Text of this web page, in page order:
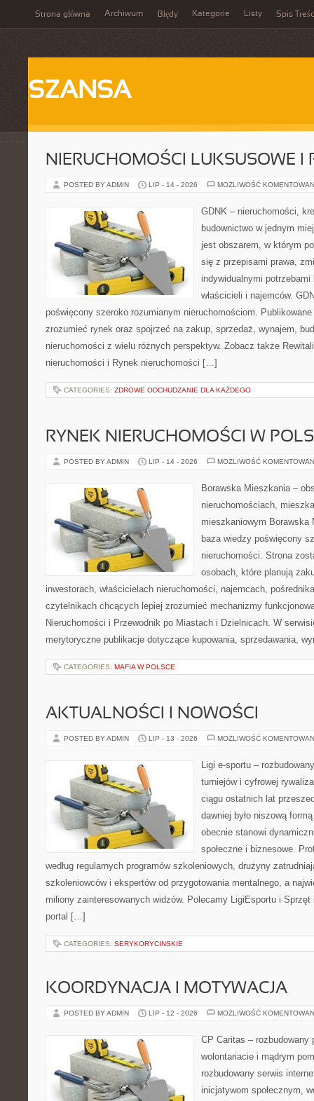
Strona główna Archiwum Błędy Kategorie Listy Spis
SZANSA
NIERUCHOMOŚCI LUKSUSOWE I
POSTED BY ADMIN LIP - 14 - 2026 MOŻLIWOŚĆ
GDNK – nieruchomości,
budownictwo w jednym
jest obszarem, w którym
się z przepisami prawa,
indywidualnymi
właścicieli i najemców.
poświęcony szeroko rozumianym nieruchomościom. Publikowane
zrozumieć rynek oraz spojrzeć na zakup, sprzedaż, wynajem,
nieruchomości z wielu różnych perspektyw. Zobacz także
nieruchomości i Rynek nieruchomości […]
CATEGORIES: ZDROWE ODCHUDZANIE DLA KAŻDEGO
RYNEK NIERUCHOMOŚCI W
POSTED BY ADMIN LIP - 14 - 2026 MOŻLIWOŚĆ
Borawska Mieszkania –
nieruchomościach,
mieszkaniowym Borawska
baza wiedzy poświęcony
nieruchomości. Strona
osobach, które planują
inwestorach, właścicielach nieruchomości, najemcach,
czytelnikach chcących lepiej zrozumieć mechanizmy
Nieruchomości i Przewodnik po Miastach i Dzielnicach. W
merytoryczne publikacje dotyczące kupowania, sprzedawania,
CATEGORIES: MAFIA W POLSCE
AKTUALNOŚCI I NOWOŚCI
POSTED BY ADMIN LIP - 13 - 2026 MOŻLIWOŚĆ
Ligi e-sportu –
turniejów i cyfrowej
ciągu ostatnich lat
dawniej było niszową
obecnie stanowi
społeczne i biznesowe.
według regularnych programów szkoleniowych, drużyny
szkoleniowców i ekspertów od przygotowania mentalnego, a
miliony zainteresowanych widzów. Polecamy LigiEsportu i
portal […]
CATEGORIES: SERYKORYCINSKIE
KOORDYNACJA I MOTYWACJA
POSTED BY ADMIN LIP - 12 - 2026 MOŻLIWOŚĆ
CP Caritas – rozbudowany
wolontariacie i mądrym
rozbudowany serwis
inicjatywom społecznym,